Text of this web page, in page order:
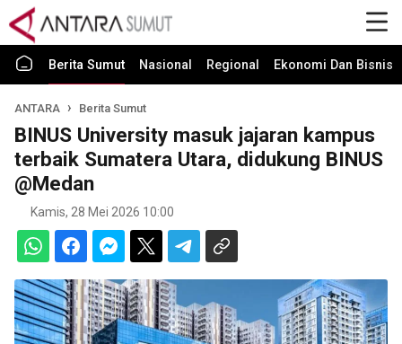
Berita Sumut Nasional Regional Ekonomi Dan Bisnis
ANTARA Berita Sumut
BINUS University masuk jajaran kampus
terbaik Sumatera Utara, didukung BINUS
@Medan
Kamis, 28 Mei 2026 10:00